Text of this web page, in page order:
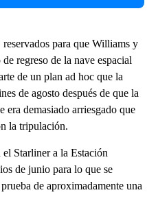
para que Williams y
regreso de la nave espacial
de un plan ad hoc que la
de agosto después de que la
era demasiado arriesgado que
la tripulación.
Starliner a la Estación
de junio para lo que se
de aproximadamente una